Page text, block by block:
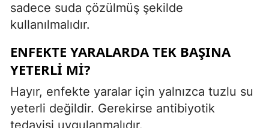
sadece suda çözülmüş şekilde
kullanılmalıdır.
ENFEKTE YARALARDA TEK BAŞINA
YETERLI MI?
Hayır, enfekte yaralar için yalnızca tuzlu su
yeterli değildir. Gerekirse antibiyotik
tedavisi uygulanmalıdır.